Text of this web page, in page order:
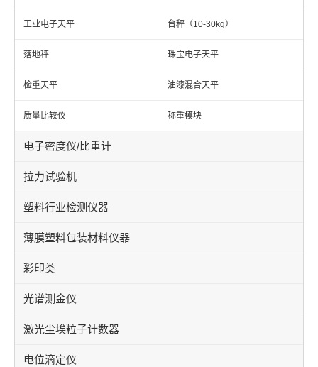
工业电子天平 台秤（10-30kg）
落地秤 珠宝电子天平
检重天平 油漆混合天平
质量比较仪 称重模块
电子密度仪/比重计
拉力试验机
塑料行业检测仪器
薄膜塑料包装材料仪器
彩印类
光谱测金仪
激光尘埃粒子计数器
电位滴定仪